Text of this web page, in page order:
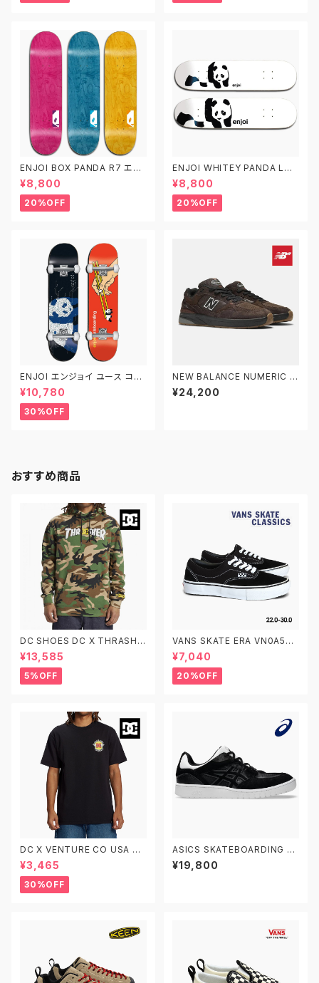
ENJOI BOX PANDA R7 エン
ジョイ スケートボード デッキ ス
ケボー 8.0 8.25 8.5
¥8,800
20%OFF
ENJOI WHITEY PANDA LOG
O エンジョイ スケートボード デ
ッキ スケボー7.5 7.75 8.0 8.2
5 8.5 子供用 キッズ
¥8,800
20%OFF
ENJOI エンジョイ ユース コン
プリート デッキ スケートボード
スケボー 7.0インチ 7.375イン
チ 子供用 キッズ
¥10,780
30%OFF
NEW BALANCE NUMERIC ニ
ューバランス ヌメリック アンドリ
ュー・レイノルズ 933 NM933
¥24,200
おすすめ商品
DC SHOES DC X THRASHE
R PH ディーシーシューズ スラッ
シャー プルオーバーフーディ ス
ウェットパーカー DPO233002
XCGK
¥13,585
5%OFF
VANS SKATE ERA VN0A5FC
9Y28 22.0-30.0 ヴァンズ ス
ケートエラ
¥7,040
20%OFF
DC X VENTURE CO USA HS
S DST224096 KVJ0 ディー
シーシューズ ベンチャー メンズ
半袖 Tシャツ
¥3,465
30%OFF
ASICS SKATEBOARDING G
EL-SPLYTE 1201A980.002
アシックス スケートボーディング
¥19,800